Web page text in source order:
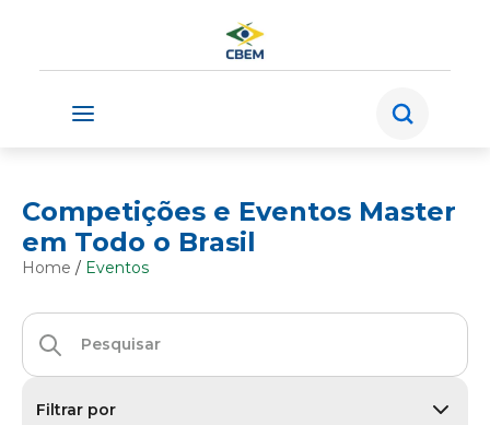
Competições e Eventos Master
em Todo o Brasil
Home / Eventos
Filtrar por